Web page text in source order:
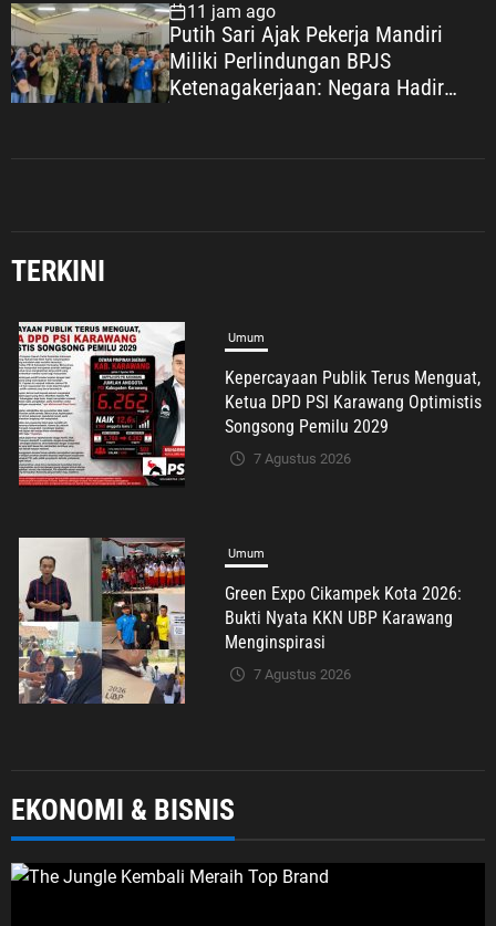
11 jam ago
Putih Sari Ajak Pekerja Mandiri
Miliki Perlindungan BPJS
Ketenagakerjaan: Negara Hadir
TERKINI
Umum
Green Expo Cikampek Kota 2026:
Bukti Nyata KKN UBP Karawang
Menginspirasi
Umum
H. Zuli Zulkipli Soroti Dugaan
Pencatutan Nama BAZNAS di
Cikarang Timur, Desak Oknum
Umum
Miliki Perlindungan BPJS
EKONOMI & BISNIS